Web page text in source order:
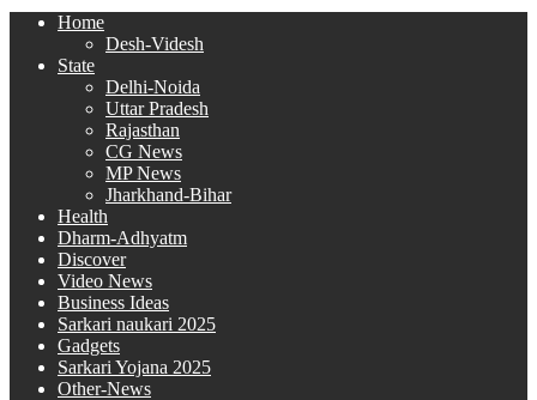
Home
Desh-Videsh
State
Delhi-Noida
Uttar Pradesh
Rajasthan
CG News
MP News
Jharkhand-Bihar
Health
Dharm-Adhyatm
Discover
Video News
Business Ideas
Sarkari naukari 2025
Gadgets
Sarkari Yojana 2025
Other-News